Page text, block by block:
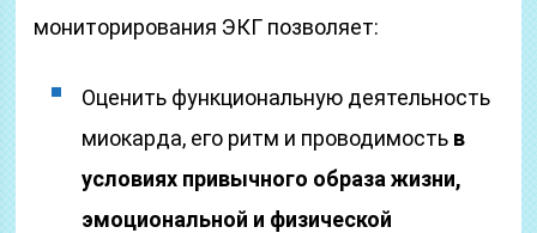
мониторирования ЭКГ позволяет:
Оценить функциональную деятельность
миокарда, его ритм и проводимость в
условиях привычного образа жизни,
эмоциональной и физической